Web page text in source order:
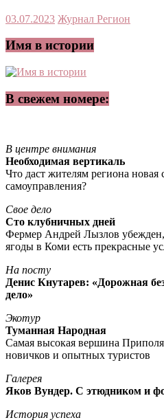
03.07.2023 Журнал Регион
Имя в истории
В свежем номере:
В центре внимания
Необходимая вертикаль
Что даст жителям региона новая
самоуправления?
Свое дело
Сто клубничных дней
Фермер Андрей Лызлов
ягоды в Коми есть прекрасные
На посту
Денис Кнутарев: «Дорожная
дело»
Экотур
Туманная Народная
Самая высокая вершина
новичков и опытных туристов
Галерея
Яков Вундер. С этюдником и
История успеха